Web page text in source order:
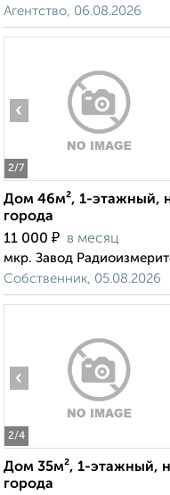
Агентство, 06.08.2026
2/7
‹
Дом 46м², 1-этажный,
города
11 000 ₽ в месяц
мкр. Завод
Собственник, 05.08.2026
2/4
‹
Дом 35м², 1-этажный,
города